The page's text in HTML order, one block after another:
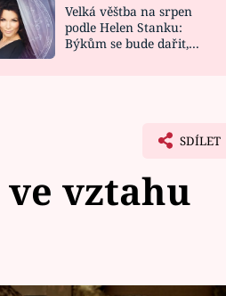
Velká věštba na srpen
podle Helen Stanku:
Býkům se bude dařit,
SDÍLET
vztahu